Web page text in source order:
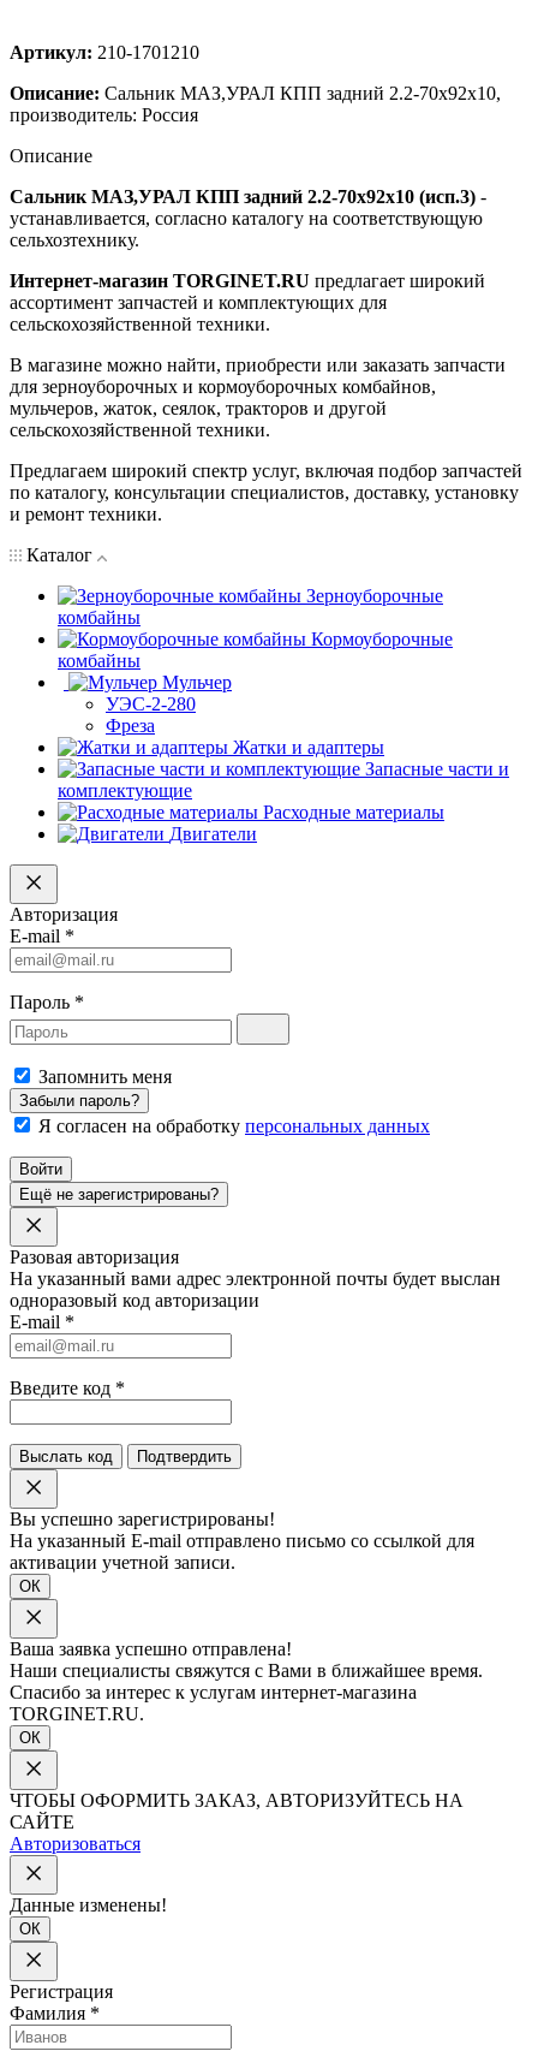
Артикул: 210-1701210
Описание: Сальник МАЗ,УРАЛ КПП задний 2.2-70х92х10,
производитель: Россия
Описание
Сальник МАЗ,УРАЛ КПП задний 2.2-70х92х10 (исп.3) -
устанавливается, согласно каталогу на соответствующую
сельхозтехнику.
Интернет-магазин TORGINET.RU предлагает широкий
ассортимент запчастей и комплектующих для
сельскохозяйственной техники.
В магазине можно найти, приобрести или заказать запчасти
для зерноуборочных и кормоуборочных комбайнов,
мульчеров, жаток, сеялок, тракторов и другой
сельскохозяйственной техники.
Предлагаем широкий спектр услуг, включая подбор запчастей
по каталогу, консультации специалистов, доставку, установку
и ремонт техники.
Каталог
Зерноуборочные
комбайны
Кормоуборочные
комбайны
Мульчер
УЭС-2-280
Фреза
Жатки и адаптеры
Запасные части и
комплектующие
Расходные материалы
Двигатели
Авторизация
E-mail *
Пароль *
Запомнить меня
Забыли пароль?
Я согласен на обработку персональных данных
Войти
Ещё не зарегистрированы?
Разовая авторизация
На указанный вами адрес электронной почты будет выслан
одноразовый код авторизации
E-mail *
Введите код *
Выслать код Подтвердить
Вы успешно зарегистрированы!
На указанный E-mail отправлено письмо со ссылкой для
активации учетной записи.
ОК
Ваша заявка успешно отправлена!
Наши специалисты свяжутся с Вами в ближайшее время.
Спасибо за интерес к услугам интернет-магазина
TORGINET.RU.
ОК
ЧТОБЫ ОФОРМИТЬ ЗАКАЗ, АВТОРИЗУЙТЕСЬ НА
САЙТЕ
Авторизоваться
Данные изменены!
ОК
Регистрация
Фамилия *